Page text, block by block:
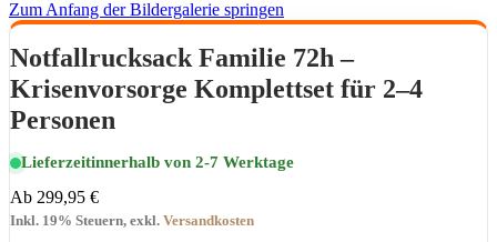
Zum Anfang der Bildergalerie springen
Notfallrucksack Familie 72h –
Krisenvorsorge Komplettset für 2–4
Personen
Lieferzeitinnerhalb von 2-7 Werktage
Ab 299,95 €
Inkl. 19% Steuern, exkl. Versandkosten